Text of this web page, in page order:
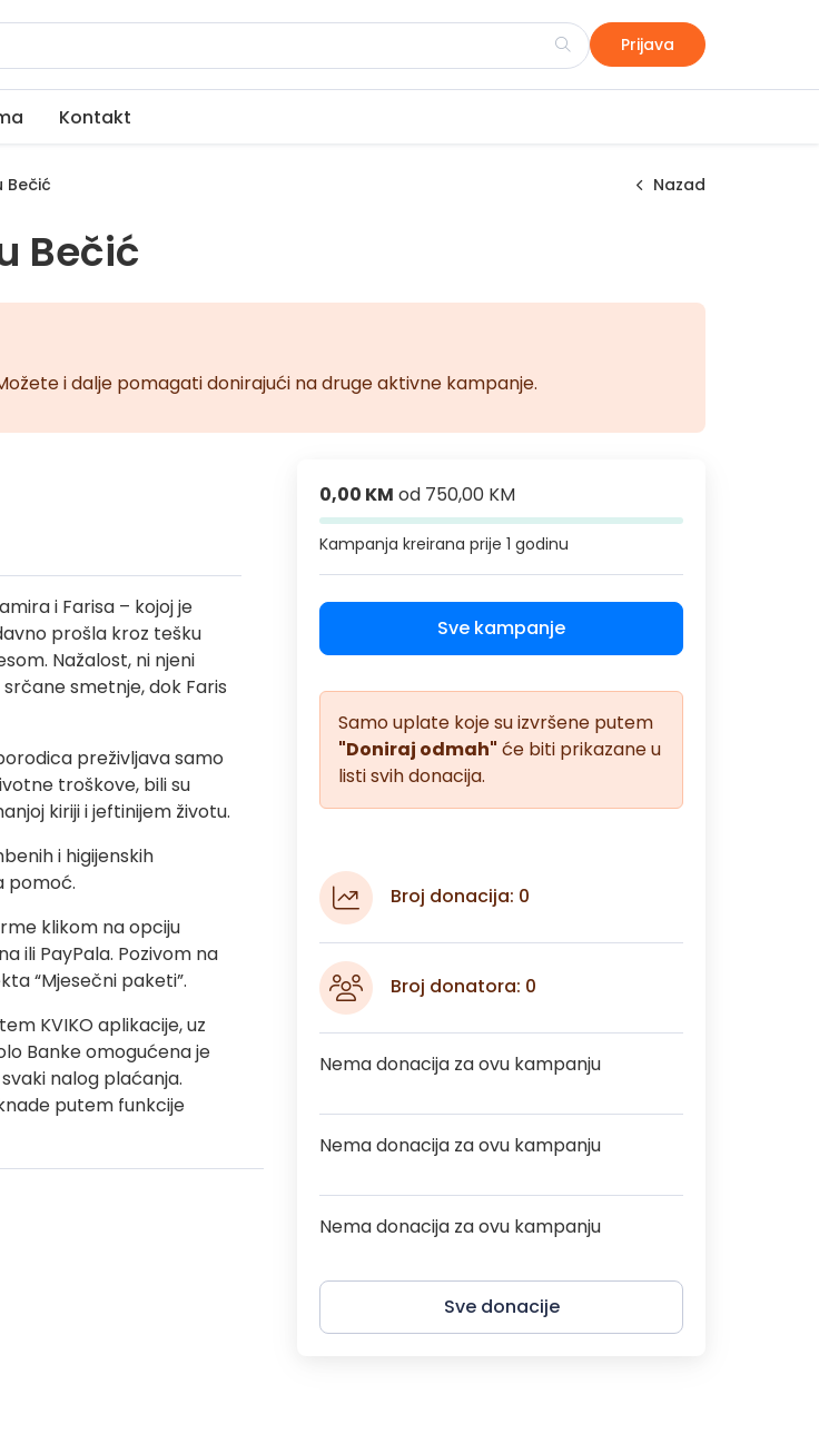
Prijava
Kontakt
Bečić Nazad
Bečić
i dalje pomagati donirajući na druge aktivne kampanje.
i Farisa – kojoj je
prošla kroz tešku
Nažalost, ni njeni
smetnje, dok Faris
preživljava samo
troškove, bili su
kiriji i jeftinijem životu.
i higijenskih
pomoć.
klikom na opciju
ili PayPala. Pozivom na
“Mjesečni paketi”.
KVIKO aplikacije, uz
Banke omogućena je
nalog plaćanja.
putem funkcije
0,00 KM od 750,00 KM
Kampanja kreiranaprije 1 godinu
Sve kampanje
Samo uplate koje su izvršene putem
"Doniraj odmah" će biti prikazane u
listi svih donacija.
Broj donacija: 0
Broj donatora: 0
Nema donacija za ovu kampanju
Nema donacija za ovu kampanju
Nema donacija za ovu kampanju
Sve donacije